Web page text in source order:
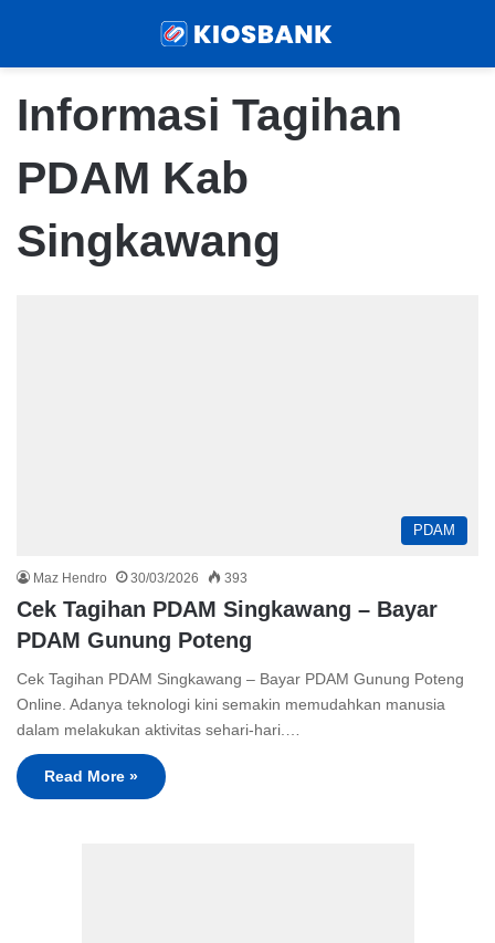
Informasi Tagihan
PDAM Kab
Singkawang
PDAM
Maz Hendro 30/03/2026 393
Cek Tagihan PDAM Singkawang – Bayar
PDAM Gunung Poteng
Cek Tagihan PDAM Singkawang – Bayar PDAM Gunung Poteng
Online. Adanya teknologi kini semakin memudahkan manusia
dalam melakukan aktivitas sehari-hari.…
Read More »